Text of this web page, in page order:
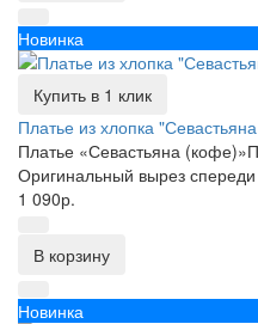
Новинка
Купить в 1 клик
Платье из хлопка
Платье «Севастьяна
Оригинальный вырез
1 090р.
В корзину
Новинка